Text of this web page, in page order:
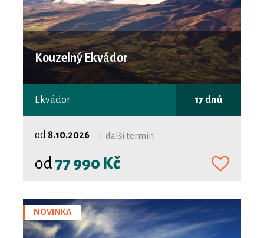
Kouzelný Ekvádor
Ekvádor 17 dnů
od 8.10.2026 + další termín
od77 990 Kč
NOVINKA